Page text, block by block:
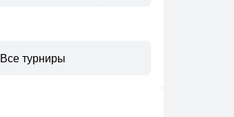
Все турниры